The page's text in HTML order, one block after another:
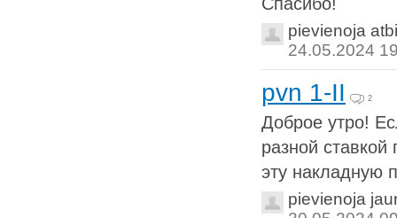
pievienoja
24.05.2024
pvn 1-II 2
Доброе утро!
разной
эту накладную
pievienoja